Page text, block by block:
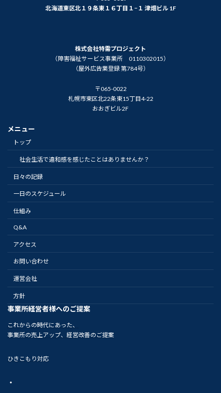
北海道東区北１９条東１６丁目１−１ 津畑ビル 1F
株式会社特需プロジェクト
（障害福祉サービス事業所 0110302015）
（屋外広告業登録 第784号）
〒065-0022
札幌市東区北22条東15丁目4-22
おおぎビル2F
メニュー
トップ
社会生活で違和感を感じたことはありませんか？
日々の記録
一日のスケジュール
仕組み
Q&A
アクセス
お問い合わせ
運営会社
方針
事業所経営者様へのご提案
これからの時代にあった、
事業所の売上アップ、経営改善のご提案
ひきこもり対応
・